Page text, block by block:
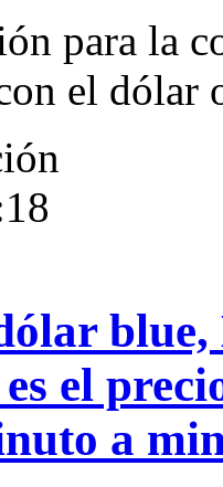
para la
el dólar
el
a